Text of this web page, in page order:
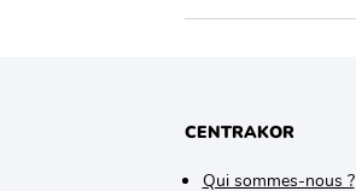
CENTRAKOR
Qui sommes-nous ?